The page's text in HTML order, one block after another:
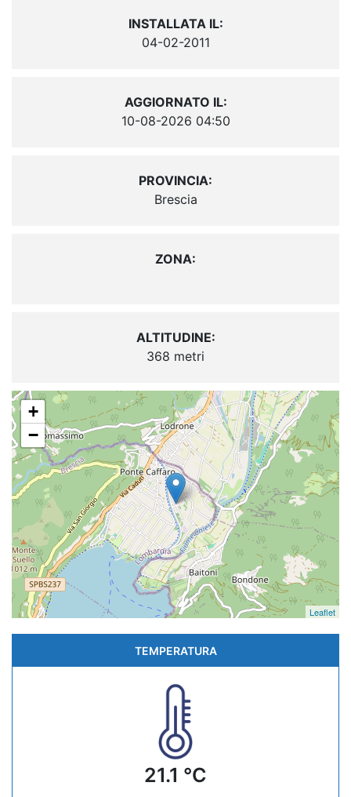
INSTALLATA IL:
04-02-2011
AGGIORNATO IL:
10-08-2026 04:50
PROVINCIA:
Brescia
ZONA:
ALTITUDINE:
368 metri
+
−
Leaflet
TEMPERATURA
21.1 °C